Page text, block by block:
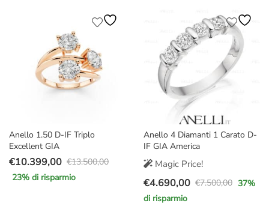
€21.000,00.
€15.590,00.
Anello 1.50 D-IF Triplo
Excellent GIA
€13.500,00
Il
prezzo
€10.399,00
Il
prezzo
23% di risparmio
Anello 4 Diamanti 1 Carato D-
IF GIA America
Magic Price!
€7.500,00
Il
prezzo
€4.690,00
Il
prezzo
37%
di risparmio